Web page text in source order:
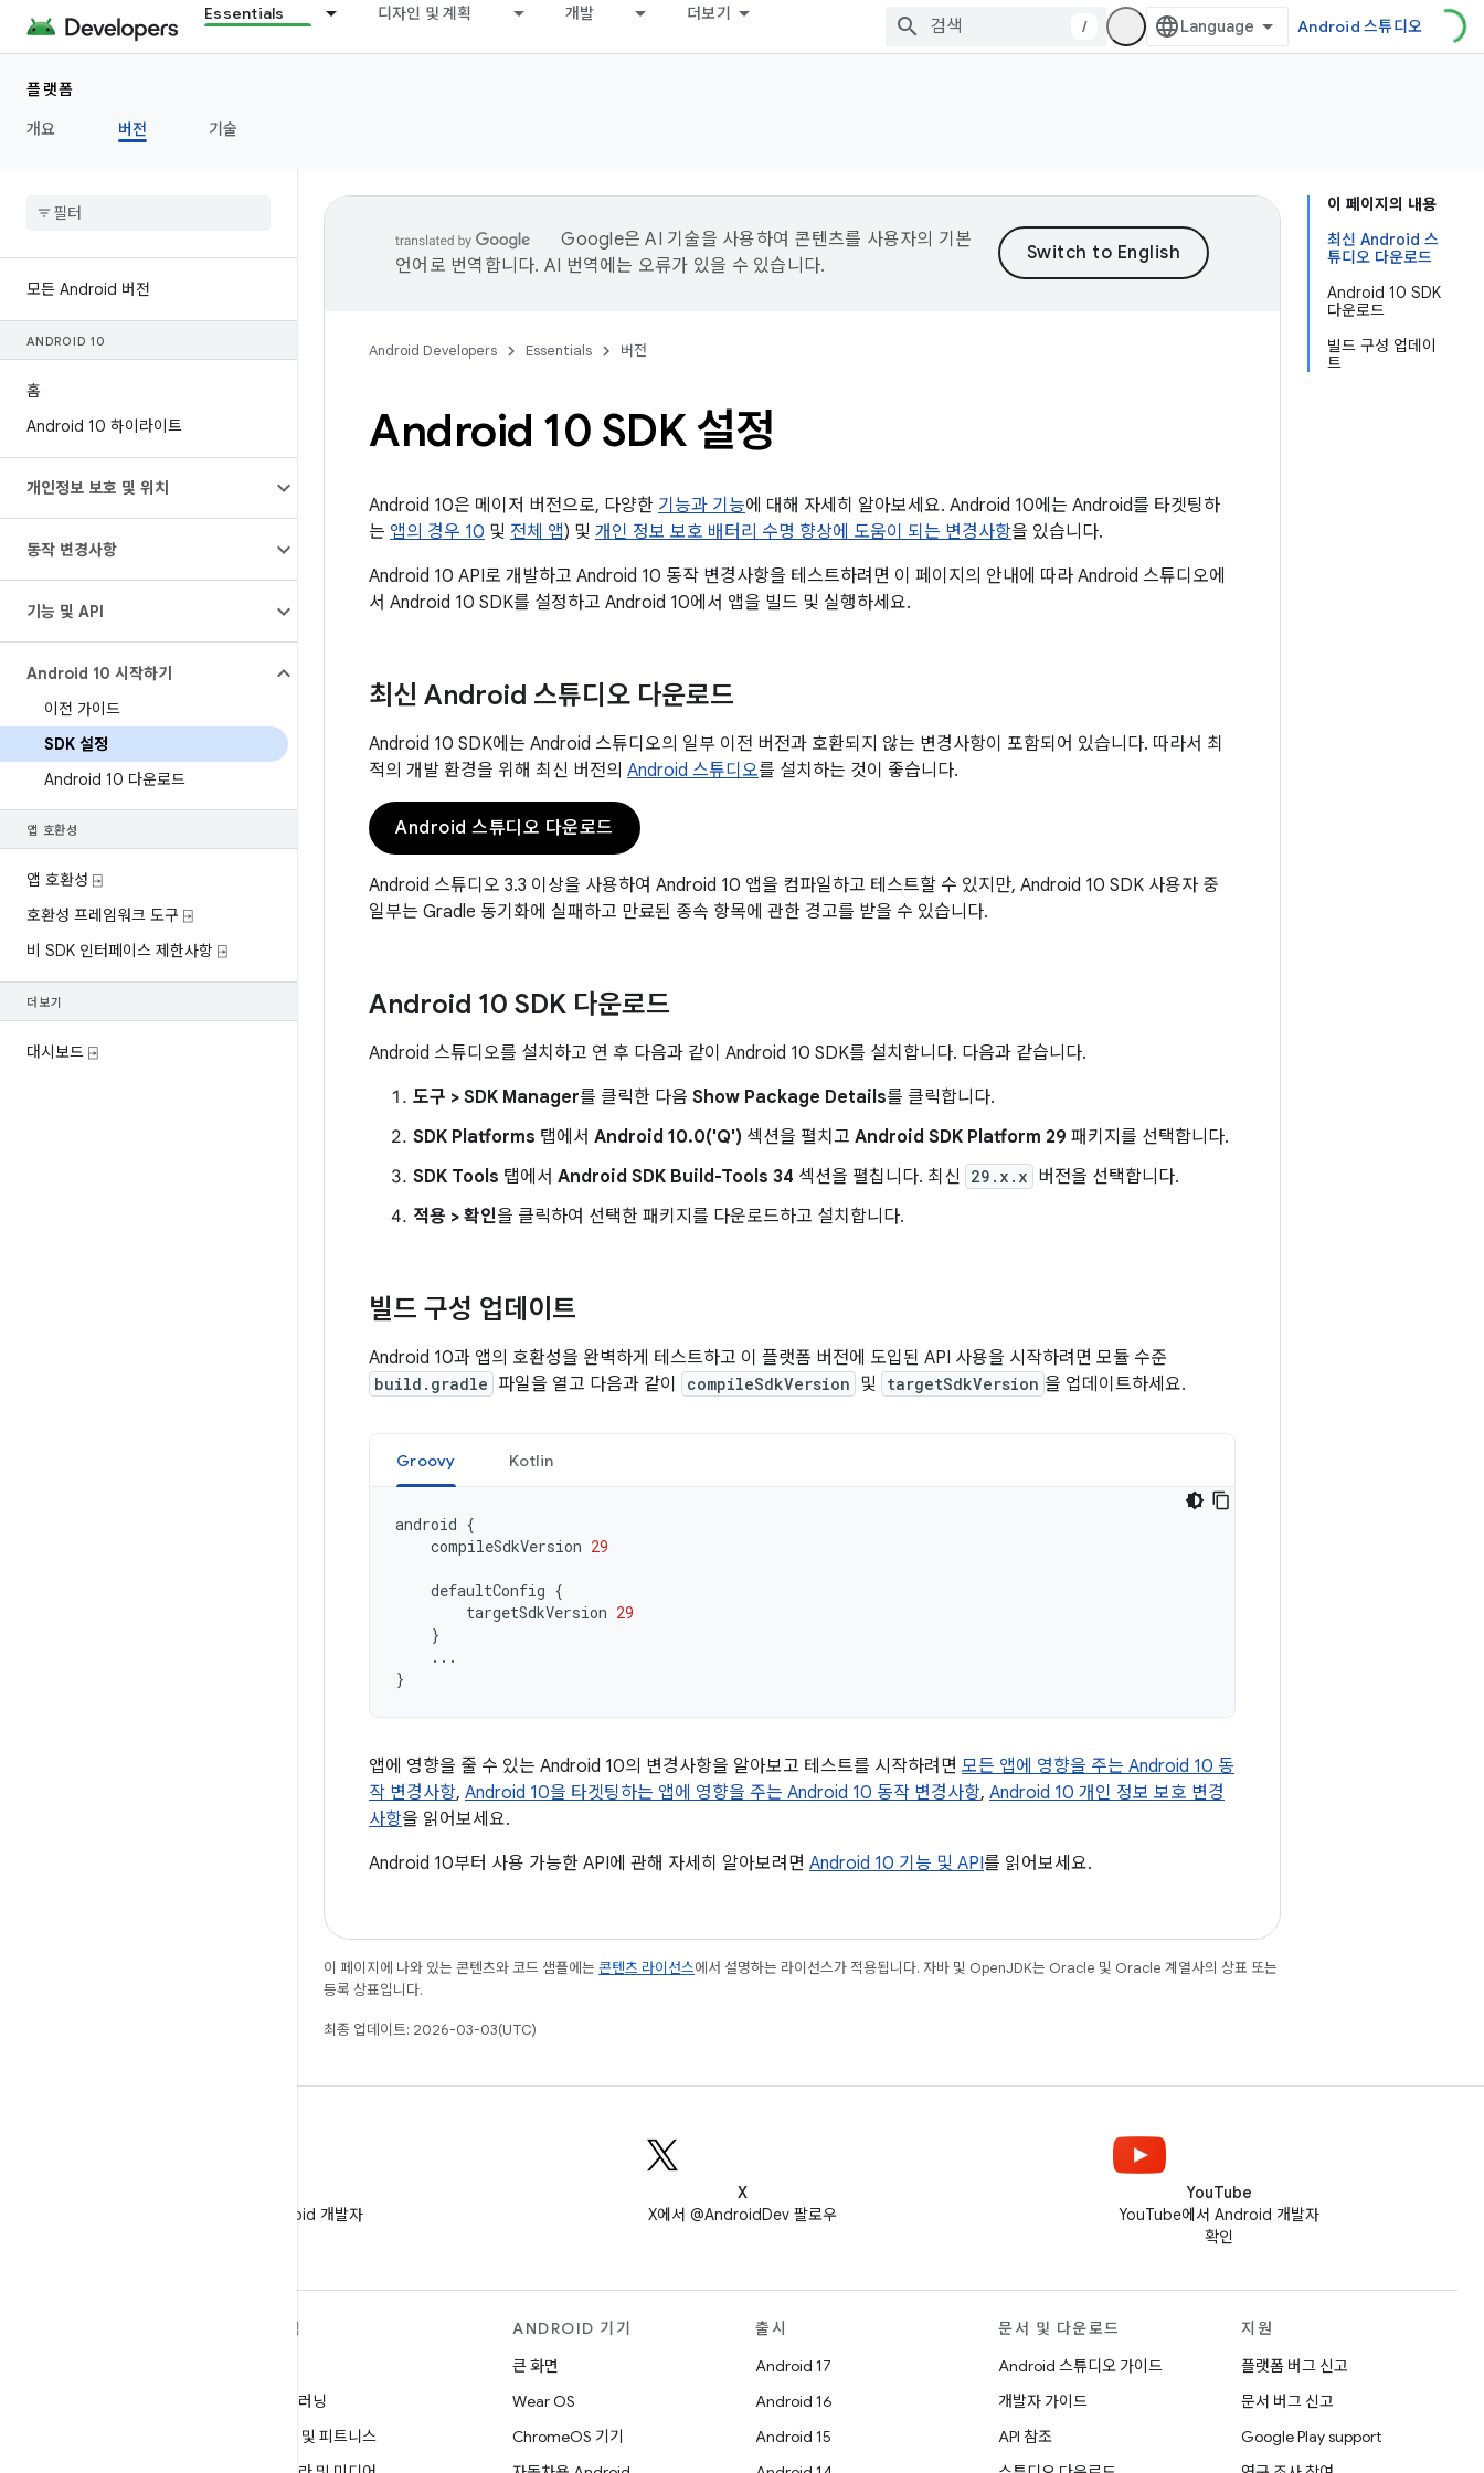
Essentials 디자인 및 계획 개발 더보기
/ Android 스튜디오
플랫폼
개요
버전 기술
모든 Android 버전
ANDROID 10
홈
Android 10 하이라이트
개인정보 보호 및 위치
동작 변경사항
기능 및 API
Android 10 시작하기
이전 가이드
SDK 설정
Android 10 다운로드
앱 호환성
앱 호환성 ⍈
호환성 프레임워크 도구 ⍈
비 SDK 인터페이스 제한사항 ⍈
더보기
대시보드 ⍈
이 페이지의 내용
최신 Android 스
튜디오 다운로드
Android 10 SDK
다운로드
빌드 구성 업데이
트
Google은 AI 기술을 사용하여 콘텐츠를 사용자의 기본
언어로 번역합니다. AI 번역에는 오류가 있을 수 있습니다.
Android Developers Essentials 버전
Android 10 SDK 설정
Android 10은 메이저 버전으로, 다양한 기능과 기능에 대해 자세히 알아보세요. Android 10에는 Android를 타겟팅하
는 앱의 경우 10 및 전체 앱) 및 개인 정보 보호 배터리 수명 향상에 도움이 되는 변경사항을 있습니다.
Android 10 API로 개발하고 Android 10 동작 변경사항을 테스트하려면 이 페이지의 안내에 따라 Android 스튜디오에
서 Android 10 SDK를 설정하고 Android 10에서 앱을 빌드 및 실행하세요.
최신 Android 스튜디오 다운로드
Android 10 SDK에는 Android 스튜디오의 일부 이전 버전과 호환되지 않는 변경사항이 포함되어 있습니다. 따라서 최
적의 개발 환경을 위해 최신 버전의 Android 스튜디오를 설치하는 것이 좋습니다.
Android 스튜디오 다운로드
Android 스튜디오 3.3 이상을 사용하여 Android 10 앱을 컴파일하고 테스트할 수 있지만, Android 10 SDK 사용자 중
일부는 Gradle 동기화에 실패하고 만료된 종속 항목에 관한 경고를 받을 수 있습니다.
Android 10 SDK 다운로드
Android 스튜디오를 설치하고 연 후 다음과 같이 Android 10 SDK를 설치합니다. 다음과 같습니다.
도구 > SDK Manager를 클릭한 다음 Show Package Details를 클릭합니다.
SDK Platforms 탭에서 Android 10.0('Q') 섹션을 펼치고 Android SDK Platform 29 패키지를 선택합니다.
SDK Tools 탭에서 Android SDK Build-Tools 34 섹션을 펼칩니다. 최신 29.x.x 버전을 선택합니다.
적용 > 확인을 클릭하여 선택한 패키지를 다운로드하고 설치합니다.
빌드 구성 업데이트
Android 10과 앱의 호환성을 완벽하게 테스트하고 이 플랫폼 버전에 도입된 API 사용을 시작하려면 모듈 수준
build.gradle 파일을 열고 다음과 같이 compileSdkVersion 및 targetSdkVersion 을 업데이트하세요.
Groovy Kotlin
android {
compileSdkVersion 29
defaultConfig {
targetSdkVersion 29
}
...
}
앱에 영향을 줄 수 있는 Android 10의 변경사항을 알아보고 테스트를 시작하려면 모든 앱에 영향을 주는 Android 10 동
작 변경사항, Android 10을 타겟팅하는 앱에 영향을 주는 Android 10 동작 변경사항, Android 10 개인 정보 보호 변경
사항을 읽어보세요.
Android 10부터 사용 가능한 API에 관해 자세히 알아보려면 Android 10 기능 및 API를 읽어보세요.
이 페이지에 나와 있는 콘텐츠와 코드 샘플에는 콘텐츠 라이선스에서 설명하는 라이선스가 적용됩니다. 자바 및 OpenJDK는 Oracle 및 Oracle 계열사의 상표 또는
등록 상표입니다.
최종 업데이트: 2026-03-03(UTC)
WeChat에서 Android 개발자
X
X에서 @AndroidDev 팔로우
YouTube
YouTube에서 Android 개발자
확인
탐색
머신러닝
건강 및 피트니스
ANDROID 기기
큰 화면
Wear OS
ChromeOS 기기
출시
Android 17
Android 16
Android 15
문서 및 다운로드
Android 스튜디오 가이드
개발자 가이드
API 참조
지원
플랫폼 버그 신고
문서 버그 신고
Google Play support